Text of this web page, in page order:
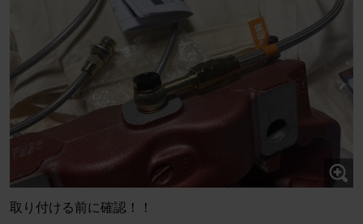
取り付ける前に確認！！